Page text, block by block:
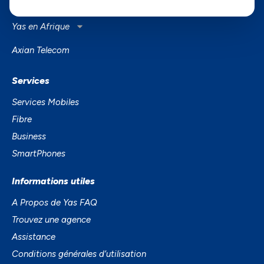
Yas en Afrique
Axian Telecom
Services
Services Mobiles
Fibre
Business
SmartPhones
Informations utiles
A Propos de Yas FAQ
Trouvez une agence
Assistance
Conditions générales d’utilisation